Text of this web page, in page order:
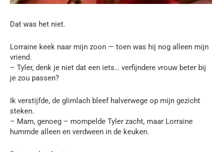
Dat was het niet.
Lorraine keek naar mijn zoon — toen was hij nog alleen mijn
vriend.
– Tyler, denk je niet dat een iets… verfijndere vrouw beter bij
je zou passen?
Ik verstijfde, de glimlach bleef halverwege op mijn gezicht
steken.
– Mam, genoeg – mompelde Tyler zacht, maar Lorraine
hummde alleen en verdween in de keuken.